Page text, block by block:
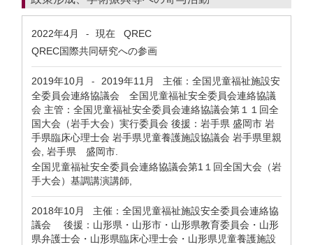
2022年4月 - 現在 QREC
QREC国際共同研究への参画
2019年10月 - 2019年11月
主催：全国児童福祉施設安
全委員会連絡協議会 全国児童福祉安全委員会連絡協議
会 主管：全国児童福祉安全委員会連絡協議会第１１回全
国大会（岩手大会）実行委員会 後援：岩手県 盛岡市 岩
手県臨床心理士会 岩手県児童養護施設協議会 岩手県里親
会, 岩手県 盛岡市.
全国児童福祉安全委員会連絡協議会第1１回全国大会（岩
手大会）基調講演講師,
2018年10月
主催：全国児童福祉施設安全委員会連絡協
議会 後援：山形県・山形市・山形県教育委員会・山形
県弁護士会・山形県臨床心理士会・山形県児童養護施設